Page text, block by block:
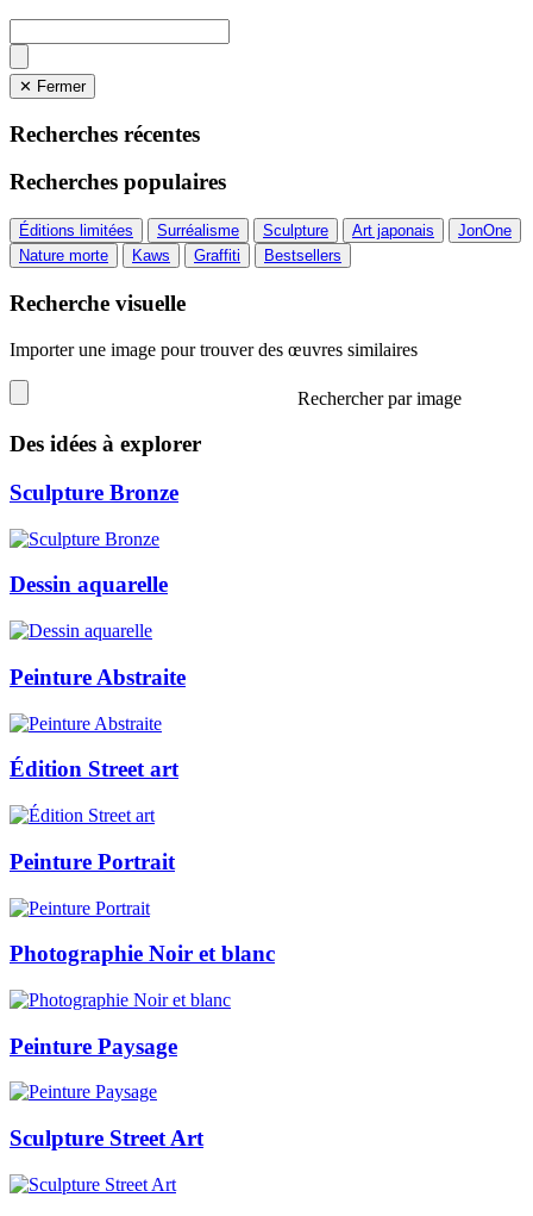
✕ Fermer
Recherches récentes
Recherches populaires
Éditions limitées Surréalisme Sculpture Art japonais
JonOne
Nature morte
Kaws Graffiti Bestsellers
Recherche visuelle
Importer une image pour trouver des œuvres similaires
Rechercher par image
Des idées à explorer
Sculpture Bronze
Dessin aquarelle
Peinture Abstraite
Édition Street art
Peinture Portrait
Photographie Noir et blanc
Peinture Paysage
Sculpture Street Art